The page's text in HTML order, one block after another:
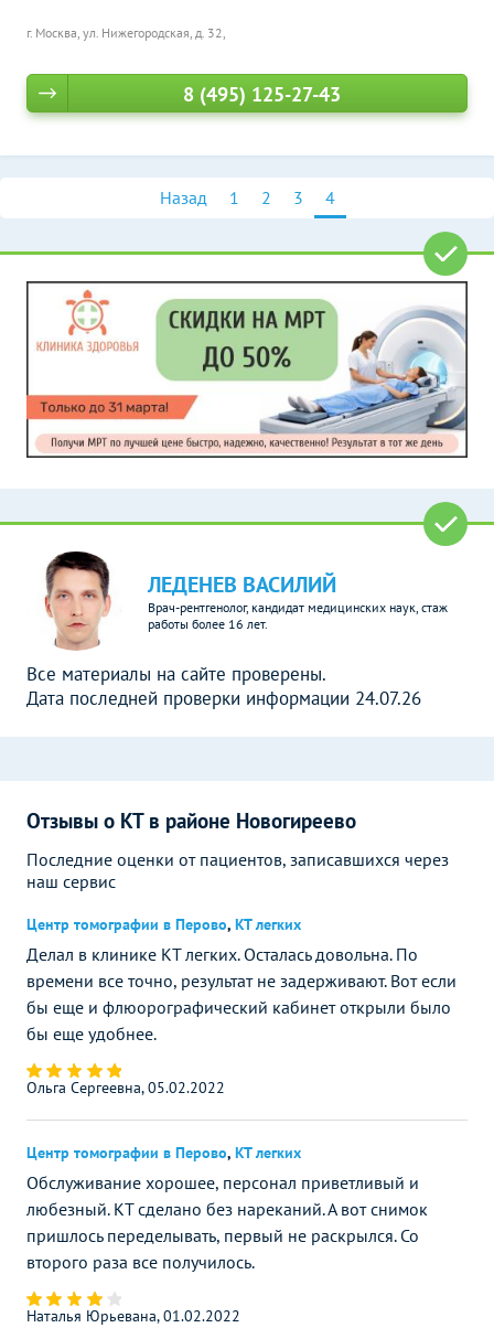
г. Москва, ул. Нижегородская, д. 32,
8 (495) 125-27-43
Назад 1 2 3 4
ЛЕДЕНЕВ ВАСИЛИЙ
Врач-рентгенолог, кандидат медицинских наук, стаж
работы более 16 лет.
Все материалы на сайте проверены.
Дата последней проверки информации 24.07.26
Отзывы о КТ в районе Новогиреево
Последние оценки от пациентов, записавшихся через
наш сервис
Центр томографии в Перово, КТ легких
Делал в клинике КТ легких. Осталась довольна. По
времени все точно, результат не задерживают. Вот если
бы еще и флюорографический кабинет открыли было
бы еще удобнее.
Ольга Сергеевна, 05.02.2022
Центр томографии в Перово, КТ легких
Обслуживание хорошее, персонал приветливый и
любезный. КТ сделано без нареканий. А вот снимок
пришлось переделывать, первый не раскрылся. Со
второго раза все получилось.
Наталья Юрьевана, 01.02.2022